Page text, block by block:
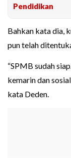
Pendidikan
Bahkan kata dia,
pun telah
“SPMB sudah
kemarin dan
kata Deden.